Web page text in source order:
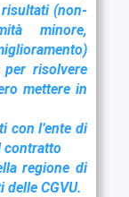
(non-
minore,
risolvere
mettere in
con l’ente di
contratto
regione di
CGVU.